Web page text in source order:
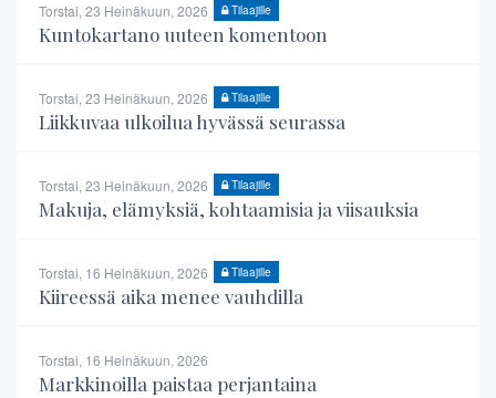
Torstai, 23 Heinäkuun, 2026 Tilaajille
Kuntokartano uuteen komentoon
Torstai, 23 Heinäkuun, 2026 Tilaajille
Liikkuvaa ulkoilua hyvässä seurassa
Torstai, 23 Heinäkuun, 2026 Tilaajille
Makuja, elämyksiä, kohtaamisia ja viisauksia
Torstai, 16 Heinäkuun, 2026 Tilaajille
Kiireessä aika menee vauhdilla
Torstai, 16 Heinäkuun, 2026
Markkinoilla paistaa perjantaina